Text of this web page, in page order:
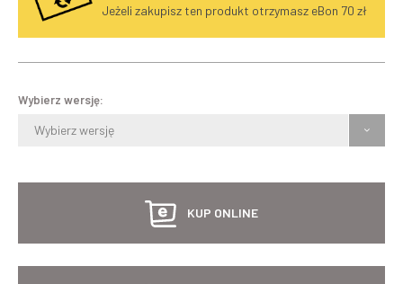
Jeżeli zakupisz ten produkt otrzymasz eBon 70 zł
Wybierz wersję:
Wybierz wersję
KUP ONLINE